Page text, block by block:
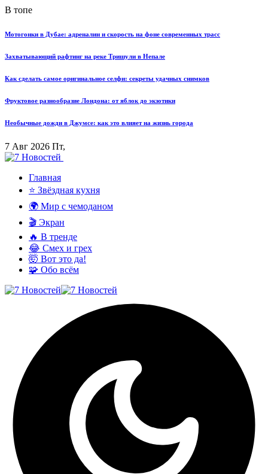
В топе
Мотогонки в Дубае: адреналин и скорость на фоне современных трасс
Захватывающий рафтинг на реке Тришули в Непале
Как сделать самое оригинальное селфи: секреты удачных снимков
Фруктовое разнообразие Лондона: от яблок до экзотики
Необычные дожди в Джумсе: как это влияет на жизнь города
7 Авг 2026 Пт,
Главная
⭐ Звёздная кухня
🌍 Мир с чемоданом
🎬 Экран
🔥 В тренде
😂 Смех и грех
🤯 Вот это да!
🧩 Обо всём